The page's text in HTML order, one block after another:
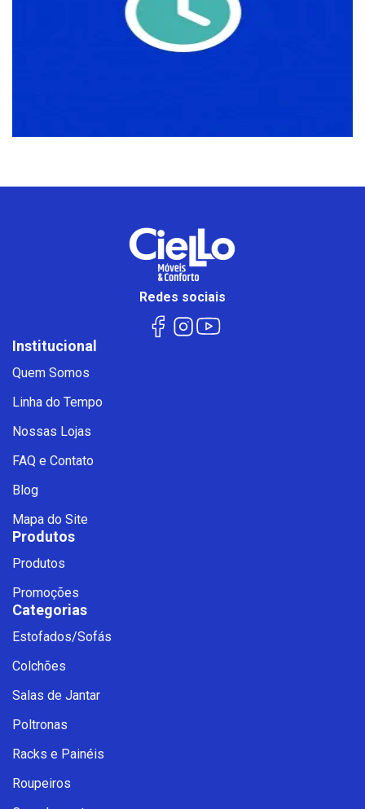
Redes sociais
Institucional
Quem Somos
Linha do Tempo
Nossas Lojas
FAQ e Contato
Blog
Mapa do Site
Produtos
Produtos
Promoções
Categorias
Estofados/Sofás
Colchões
Salas de Jantar
Poltronas
Racks e Painéis
Roupeiros